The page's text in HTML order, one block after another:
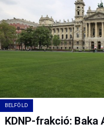
BELFÖLD
KDNP-frakció: